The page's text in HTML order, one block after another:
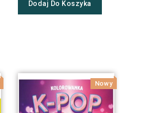
Dodaj Do Koszyka
Nowy